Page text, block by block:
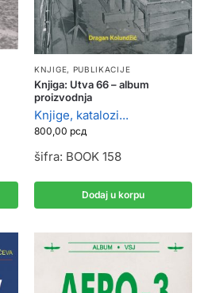
KNJIGE, PUBLIKACIJE
Knjiga: Utva 66 – album
proizvodnja
Knjige, katalozi...
800,00 рсд
šifra: BOOK 158
Dodaj u korpu